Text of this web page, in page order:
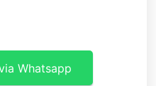
Whatsapp